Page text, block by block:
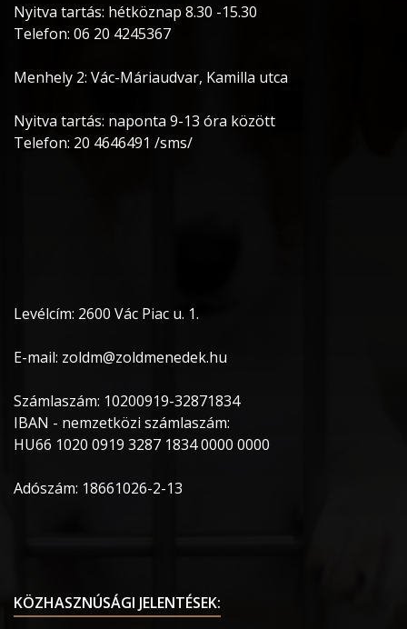
Nyitva tartás: hétköznap 8.30 -15.30
Telefon: 06 20 4245367
Menhely 2: Vác-Máriaudvar, Kamilla utca
Nyitva tartás: naponta 9-13 óra között
Telefon: 20 4646491 /sms/
Levélcím: 2600 Vác Piac u. 1.
E-mail: zoldm@zoldmenedek.hu
Számlaszám: 10200919-32871834
IBAN - nemzetközi számlaszám:
HU66 1020 0919 3287 1834 0000 0000
Adószám: 18661026-2-13
KÖZHASZNÚSÁGI JELENTÉSEK: